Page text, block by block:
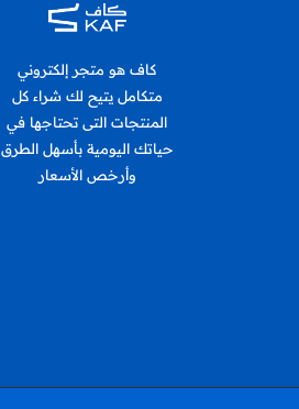
كاف هو متجر إلكتروني
متكامل يتيح لك شراء كل
المنتجات التى تحتاجها في
حياتك اليومية بأسهل الطرق
وأرخص الأسعار